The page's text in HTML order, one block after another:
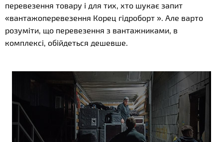
перевезення товару і для тих, хто шукає запит
«вантажоперевезення Корец гідроборт ». Але варто
розуміти, що перевезення з вантажниками, в
комплексі, обійдеться дешевше.